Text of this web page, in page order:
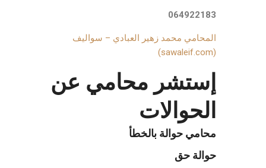
064922183
المحامي محمد زهير العبادي – سواليف
(sawaleif.com)
إستشر محامي عن
الحوالات
محامي حوالة بالخطأ
حوالة حق